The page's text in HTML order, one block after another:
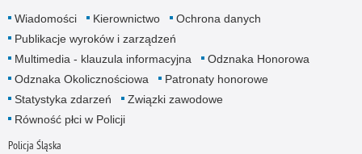
Wiadomości Kierownictwo
Ochrona danych
Publikacje wyroków i zarządzeń
Multimedia - klauzula informacyjna
Odznaka Honorowa
Odznaka Okolicznościowa
Patronaty honorowe
Statystyka zdarzeń
Związki zawodowe
Równość płci w Policji
Policja Śląska